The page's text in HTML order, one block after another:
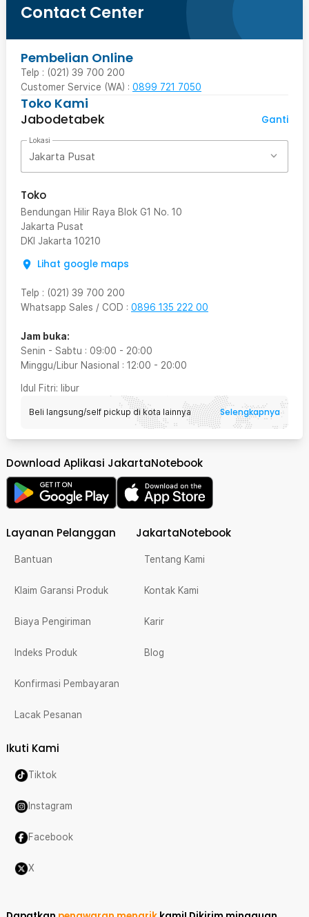
Contact Center
Pembelian Online
Telp : (021) 39 700 200
Customer Service (WA) : 0899 721 7050
Toko Kami
Jabodetabek
Ganti
Lokasi
Jakarta Pusat
Toko
Bendungan Hilir Raya Blok G1 No. 10
Jakarta Pusat
DKI Jakarta 10210
Lihat google maps
Telp : (021) 39 700 200
Whatsapp Sales / COD : 0896 135 222 00
Jam buka:
Senin - Sabtu : 09:00 - 20:00
Minggu/Libur Nasional : 12:00 - 20:00
Idul Fitri: libur
Beli langsung/self pickup di kota lainnya Selengkapnya
Download Aplikasi JakartaNotebook
Layanan Pelanggan
Bantuan
Klaim Garansi Produk
Biaya Pengiriman
Indeks Produk
Konfirmasi Pembayaran
Lacak Pesanan
JakartaNotebook
Tentang Kami
Kontak Kami
Karir
Blog
Ikuti Kami
Tiktok
Instagram
Facebook
X